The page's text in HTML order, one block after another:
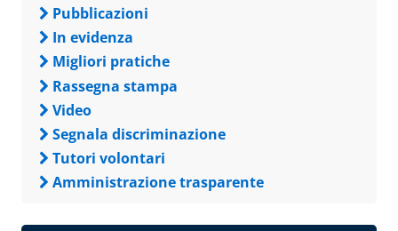
Pubblicazioni
In evidenza
Migliori pratiche
Rassegna stampa
Video
Segnala discriminazione
Tutori volontari
Amministrazione trasparente